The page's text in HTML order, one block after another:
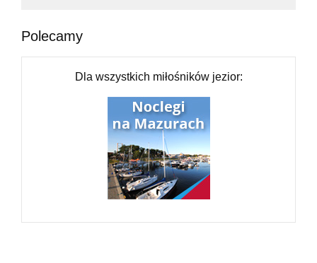
Polecamy
Dla wszystkich miłośników jezior: